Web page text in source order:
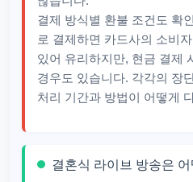
결제 방식별 환불 조건도 확
로 결제하면 카드사의 소비
있어 유리하지만, 현금 결제
경우도 있습니다. 각각의 장
처리 기간과 방법이 어떻게
결혼식 라이브 방송은